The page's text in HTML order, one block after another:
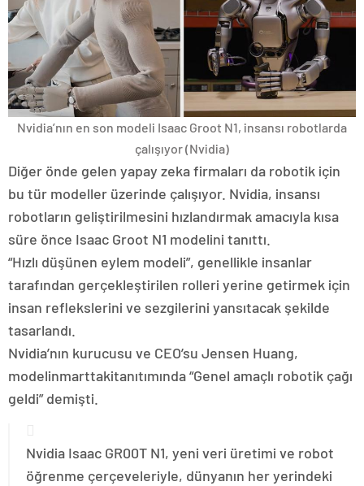
Nvidia’nın en son modeli Isaac Groot N1, insansı robotlarda
çalışıyor (Nvidia)
Diğer önde gelen yapay zeka firmaları da robotik için
bu tür modeller üzerinde çalışıyor. Nvidia, insansı
robotların geliştirilmesini hızlandırmak amacıyla kısa
süre önce Isaac Groot N1 modelini tanıttı.
“Hızlı düşünen eylem modeli”, genellikle insanlar
tarafından gerçekleştirilen rolleri yerine getirmek için
insan reflekslerini ve sezgilerini yansıtacak şekilde
tasarlandı.
Nvidia’nın kurucusu ve CEO’su Jensen Huang,
modelinmarttakitanıtımında “Genel amaçlı robotik çağı
geldi” demişti.
Nvidia Isaac GR00T N1, yeni veri üretimi ve robot
öğrenme çerçeveleriyle, dünyanın her yerindeki